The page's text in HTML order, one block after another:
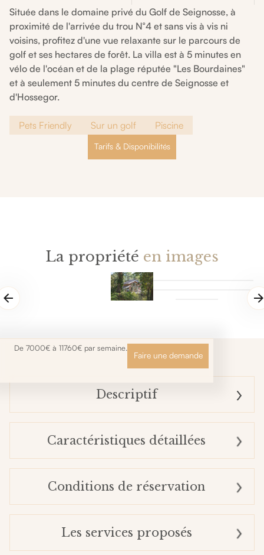
Située dans le domaine privé du Golf de Seignosse, à
proximité de l'arrivée du trou N°4 et sans vis à vis ni
voisins, profitez d'une vue relaxante sur le parcours de
golf et ses hectares de forêt. La villa est à 5 minutes en
vélo de l'océan et de la plage réputée "Les Bourdaines"
et à seulement 5 minutes du centre de Seignosse et
d'Hossegor.
Pets Friendly Sur un golf Piscine
Tarifs & Disponibilités
La propriété en images
De 7000€ à 11760€ par semaine.
Faire une demande
Descriptif
Caractéristiques détaillées
Conditions de réservation
Les services proposés